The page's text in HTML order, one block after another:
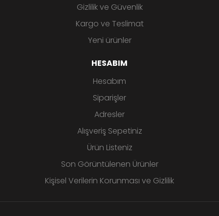
Gizlilik ve Güvenlik
Kargo ve Teslimat
Yeni ürünler
HESABIM
Hesabım
Siparişler
Adresler
Alışveriş Sepetiniz
Ürün Listeniz
Son Görüntülenen Ürünler
Kişisel Verilerin Korunması ve Gizlilik